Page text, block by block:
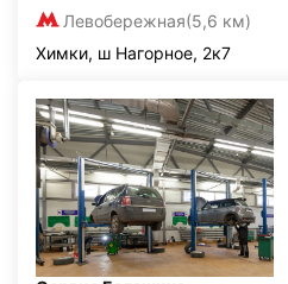
Левобережная(5,6 км)
Химки, ш Нагорное, 2к7